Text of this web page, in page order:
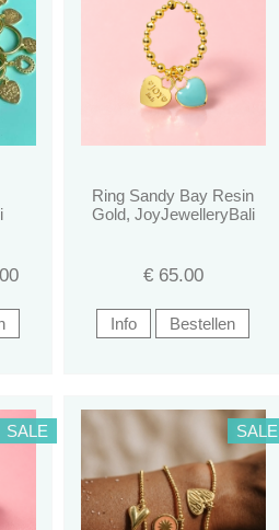
Ring Sandy Bay Resin
Gold, JoyJewelleryBali
€ 65.00
SALE SALE